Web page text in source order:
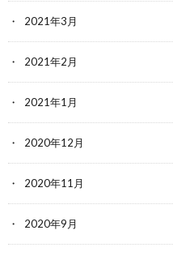
2021年3月
2021年2月
2021年1月
2020年12月
2020年11月
2020年9月